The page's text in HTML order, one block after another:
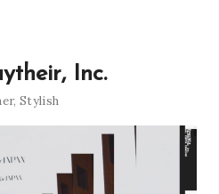
Inc.
, Stylish